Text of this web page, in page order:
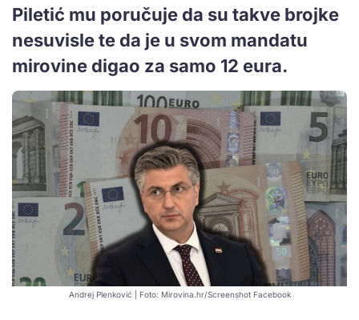
Piletić mu poručuje da su takve brojke
nesuvisle te da je u svom mandatu
mirovine digao za samo 12 eura.
Andrej Plenković | Foto: Mirovina.hr/Screenshot Facebook